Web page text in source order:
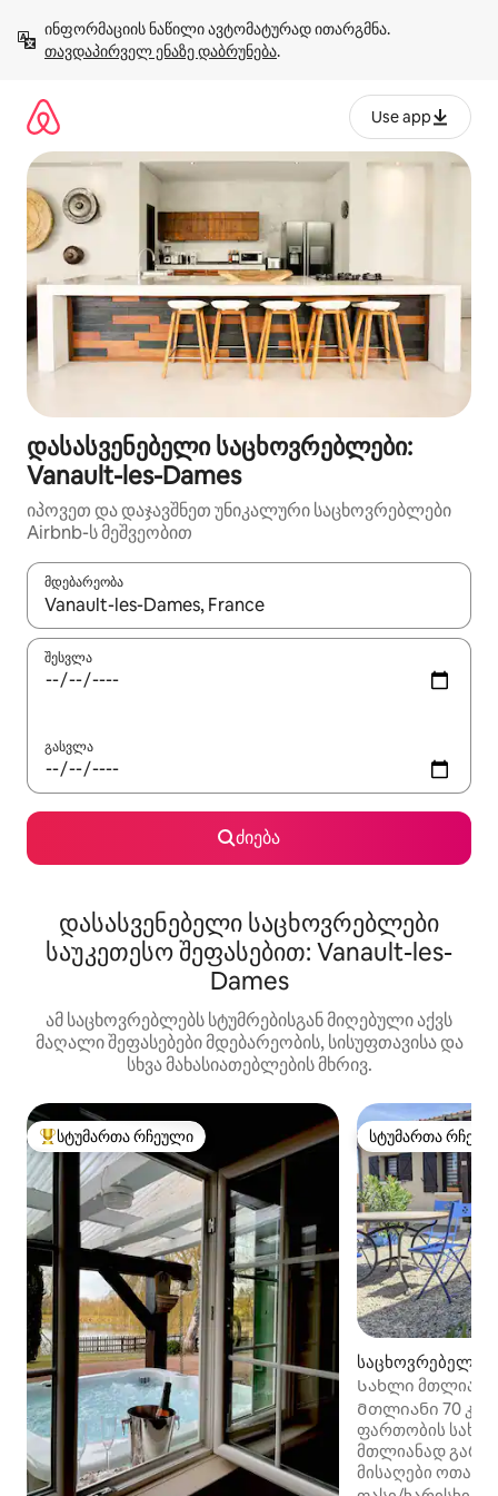
გადასვლა
თავდაპირველ ენაზე დაბრუნება.
Use app
დასასვენებელი საცხოვრებლები:
Vanault-les-Dames
იპოვეთ და დაჯავშნეთ უნიკალური საცხოვრებლები
Airbnb-ს მეშვეობით
მდებარეობა
როცა შედეგები ხელმისაწვდომი გახდება, ნავიგაციისთვის
შესვლა
გასვლა
ძიება
დასასვენებელი საცხოვრებლები
საუკეთესო შეფასებით: Vanault-les-
Dames
ამ საცხოვრებლებს სტუმრებისგან მიღებული აქვს
მაღალი შეფასებები მდებარეობის, სისუფთავისა და
სხვა მახასიათებლების მხრივ.
სტუმართა რჩეული მოწინავე ვარიანტი
სტუმართა რჩეული სტუმართა
სტუმართა
საცხოვრებელი
nd-sur-Fion)
Სახლი
სოფელში
Მთლიანი 70
ფართობის
მთლიანად
მისაღები ოთახი